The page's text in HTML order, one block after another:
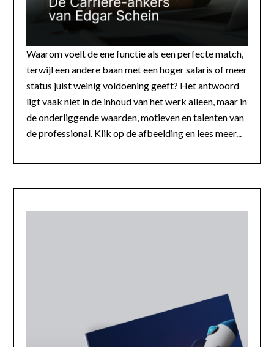
Waarom voelt de ene functie als een perfecte match,
terwijl een andere baan met een hoger salaris of meer
status juist weinig voldoening geeft? Het antwoord
ligt vaak niet in de inhoud van het werk alleen, maar in
de onderliggende waarden, motieven en talenten van
de professional. Klik op de afbeelding en lees meer...